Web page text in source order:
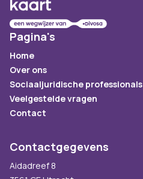
Pagina's
Home
Over ons
Sociaaljuridische professionals
Veelgestelde vragen
Contact
Contactgegevens
Aidadreef 8